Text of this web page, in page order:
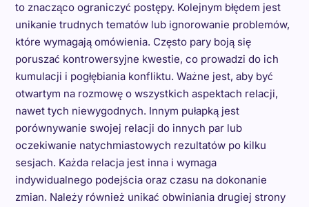
to znacząco ograniczyć postępy. Kolejnym błędem jest
unikanie trudnych tematów lub ignorowanie problemów,
które wymagają omówienia. Często pary boją się
poruszać kontrowersyjne kwestie, co prowadzi do ich
kumulacji i pogłębiania konfliktu. Ważne jest, aby być
otwartym na rozmowę o wszystkich aspektach relacji,
nawet tych niewygodnych. Innym pułapką jest
porównywanie swojej relacji do innych par lub
oczekiwanie natychmiastowych rezultatów po kilku
sesjach. Każda relacja jest inna i wymaga
indywidualnego podejścia oraz czasu na dokonanie
zmian. Należy również unikać obwiniania drugiej strony